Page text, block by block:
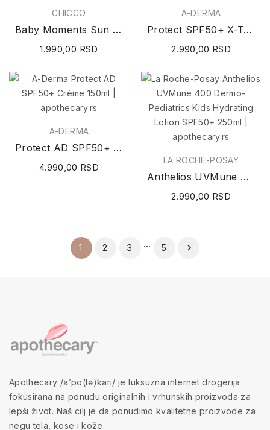
CHICCO
Baby Moments Sun 360° Sun Spray SPF50+ 150ml
1.990,00 RSD
A-DERMA
Protect SPF50+ X-Trem Stick Invisible 8g
2.990,00 RSD
A-DERMA
Protect AD SPF50+ Crème 150ml
4.990,00 RSD
LA ROCHE-POSAY
Anthelios UVMune 400 Dermo-Pediatrics Kids...
2.990,00 RSD
1 2 3 … 5 
Apothecary /a’po(tə)kari/ je luksuzna internet drogerija
fokusirana na ponudu originalnih i vrhunskih proizvoda za
lepši život. Naš cilj je da ponudimo kvalitetne proizvode za
negu tela, kose i kože.